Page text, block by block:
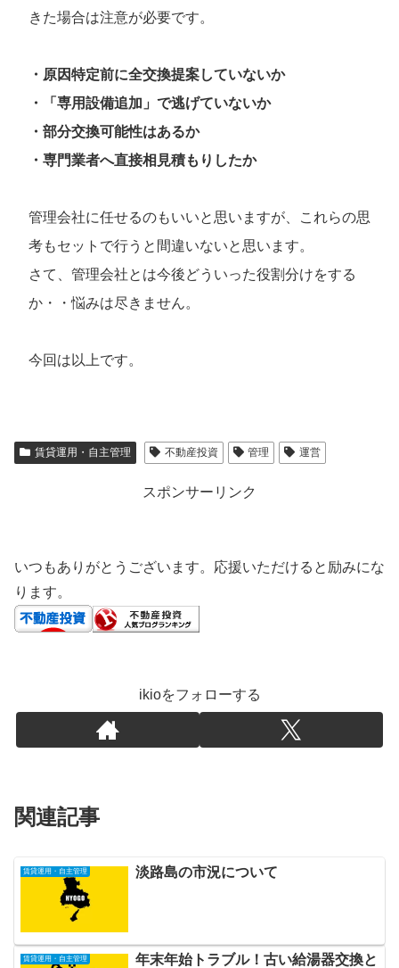
きた場合は注意が必要です。
・原因特定前に全交換提案していないか
・「専用設備追加」で逃げていないか
・部分交換可能性はあるか
・専門業者へ直接相見積もりしたか
管理会社に任せるのもいいと思いますが、これらの思
考もセットで行うと間違いないと思います。
さて、管理会社とは今後どういった役割分けをする
か・・悩みは尽きません。
今回は以上です。
賃貸運用・自主管理 不動産投資 管理 運営
スポンサーリンク
いつもありがとうございます。応援いただけると励みにな
ります。
ikioをフォローする
関連記事
賃貸運用・自主管理 淡路島の市況について
賃貸運用・自主管理
年末年始トラブル！古い給湯器交換と